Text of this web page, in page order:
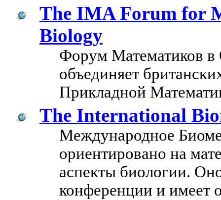
The IMA Forum for
Biology
Форум Математиков
объединяет
Прикладной
The International
Международное
ориентировано на
аспекты биологии.
конференции и имеет